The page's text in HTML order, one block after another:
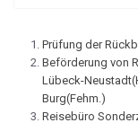
Prüfung der
Beförderung von
Lübeck-
Burg(Fehm.)
Reisebüro